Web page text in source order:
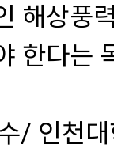
해상풍
한다는
/ 인천